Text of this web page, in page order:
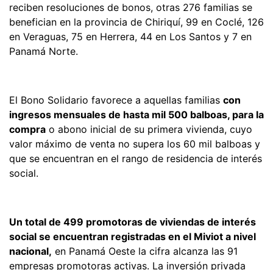
reciben resoluciones de bonos, otras 276 familias se
benefician en la provincia de Chiriquí, 99 en Coclé, 126
en Veraguas, 75 en Herrera, 44 en Los Santos y 7 en
Panamá Norte.
El Bono Solidario favorece a aquellas familias con
ingresos mensuales de hasta mil 500 balboas, para la
compra o abono inicial de su primera vivienda, cuyo
valor máximo de venta no supera los 60 mil balboas y
que se encuentran en el rango de residencia de interés
social.
Un total de 499 promotoras de viviendas de interés
social se encuentran registradas en el Miviot a nivel
nacional, en Panamá Oeste la cifra alcanza las 91
empresas promotoras activas. La inversión privada